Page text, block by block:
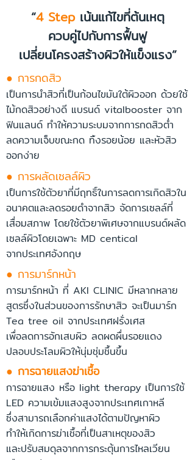
“4 Stepเน้นแก้ไขที่ต้นเหตุ
ควบคู่ไปกับการฟื้นฟู
เปลี่ยนโครงสร้างผิวให้แข็งแรง”
● การกดสิว
เป็นการนำสิวที่เป็นก้อนไขมันใต้ผิวออก ด้วยใช้
ไม้กดสิวอย่างดี แบรนด์ vitalbooster จาก
ฟินแลนด์ ทำให้ความระบมจากการกดสิวต่ำ
ลดความเจ็บขณะกด ทิ้งรอยน้อย และหัวสิว
ออกง่าย
● การผลัดเซลล์ผิว
เป็นการใช้ตัวยาที่มีฤทธิ์ในการลดการเกิดสิวใน
อนาคตและลดรอยดำจากสิว จัดการเซลล์ที่
เสื่อมสภาพ โดยใช้ตัวยาพิเศษจากแบรนด์ผลัด
เซลล์ผิวโดยเฉพาะ MD centical
จากประเทศอังกฤษ
● การมาร์กหน้า
การมาร์กหน้า ที่ AKI CLINIC มีหลากหลาย
สูตรซึ่งในส่วนของการรักษาสิว จะเป็นมาร์ก
Tea tree oil จากประเทศฝรั่งเศส
เพื่อลดการอักเสบผิว ลดผดผื่นรอยแดง
ปลอบประโลมผิวให้นุ่มชุ่มชื้นขึ้น
● การฉายแสงฆ่าเชื้อ
การฉายแสง หรือ light therapy เป็นการใช้
LED ความเข้มแสงสูงจากประเทศเกาหลี
ซึ่งสามารถเลือกค่าแสงได้ตามปัญหาผิว
ทำให้เกิดการฆ่าเชื้อที่เป็นสาเหตุของสิว
และปรับสมดุลจากการกระตุ้นการไหลเวียน